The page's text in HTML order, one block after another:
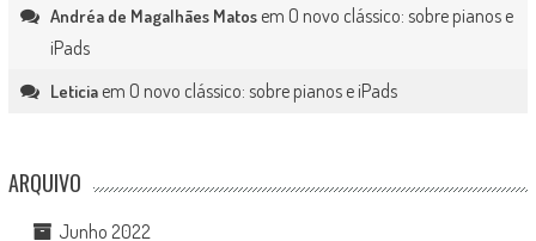
Andréa de Magalhães Matosem O novo clássico: sobre pianos e
iPads
Leticiaem O novo clássico: sobre pianos e iPads
ARQUIVO
Junho 2022